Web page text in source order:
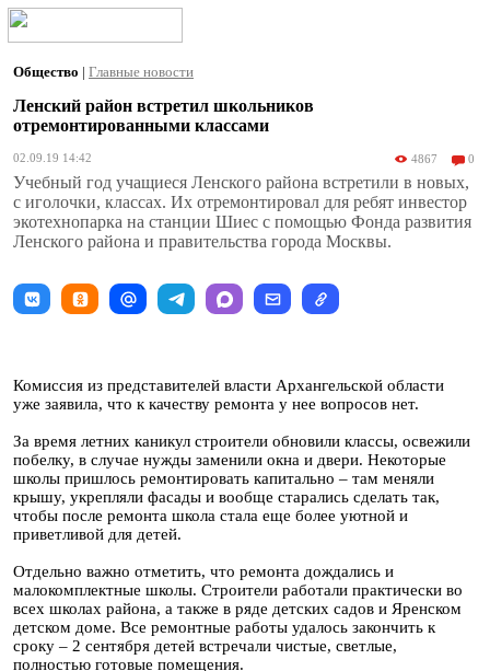
Общество | Главные новости
Ленский район встретил школьников
отремонтированными классами
02.09.19 14:42 4867 0
Учебный год учащиеся Ленского района встретили в новых,
с иголочки, классах. Их отремонтировал для ребят инвестор
экотехнопарка на станции Шиес с помощью Фонда развития
Ленского района и правительства города Москвы.
Комиссия из представителей власти Архангельской области
уже заявила, что к качеству ремонта у нее вопросов нет.
За время летних каникул строители обновили классы, освежили
побелку, в случае нужды заменили окна и двери. Некоторые
школы пришлось ремонтировать капитально – там меняли
крышу, укрепляли фасады и вообще старались сделать так,
чтобы после ремонта школа стала еще более уютной и
приветливой для детей.
Отдельно важно отметить, что ремонта дождались и
малокомплектные школы. Строители работали практически во
всех школах района, а также в ряде детских садов и Яренском
детском доме. Все ремонтные работы удалось закончить к
сроку – 2 сентября детей встречали чистые, светлые,
полностью готовые помещения.